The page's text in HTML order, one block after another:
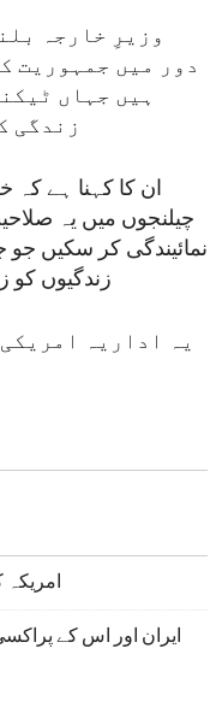
وزیرِ خارجہ
دور میں جمہوریت
ہیں جہاں
زندگی
ان کا کہنا ہے کہ
چیلنجوں میں یہ
نمائیندگی کر سکیں
زندگیوں کو
یہ اداریہ
ایران اور اس کے